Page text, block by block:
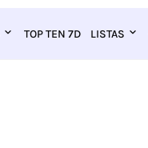
TOP TEN 7D LISTAS